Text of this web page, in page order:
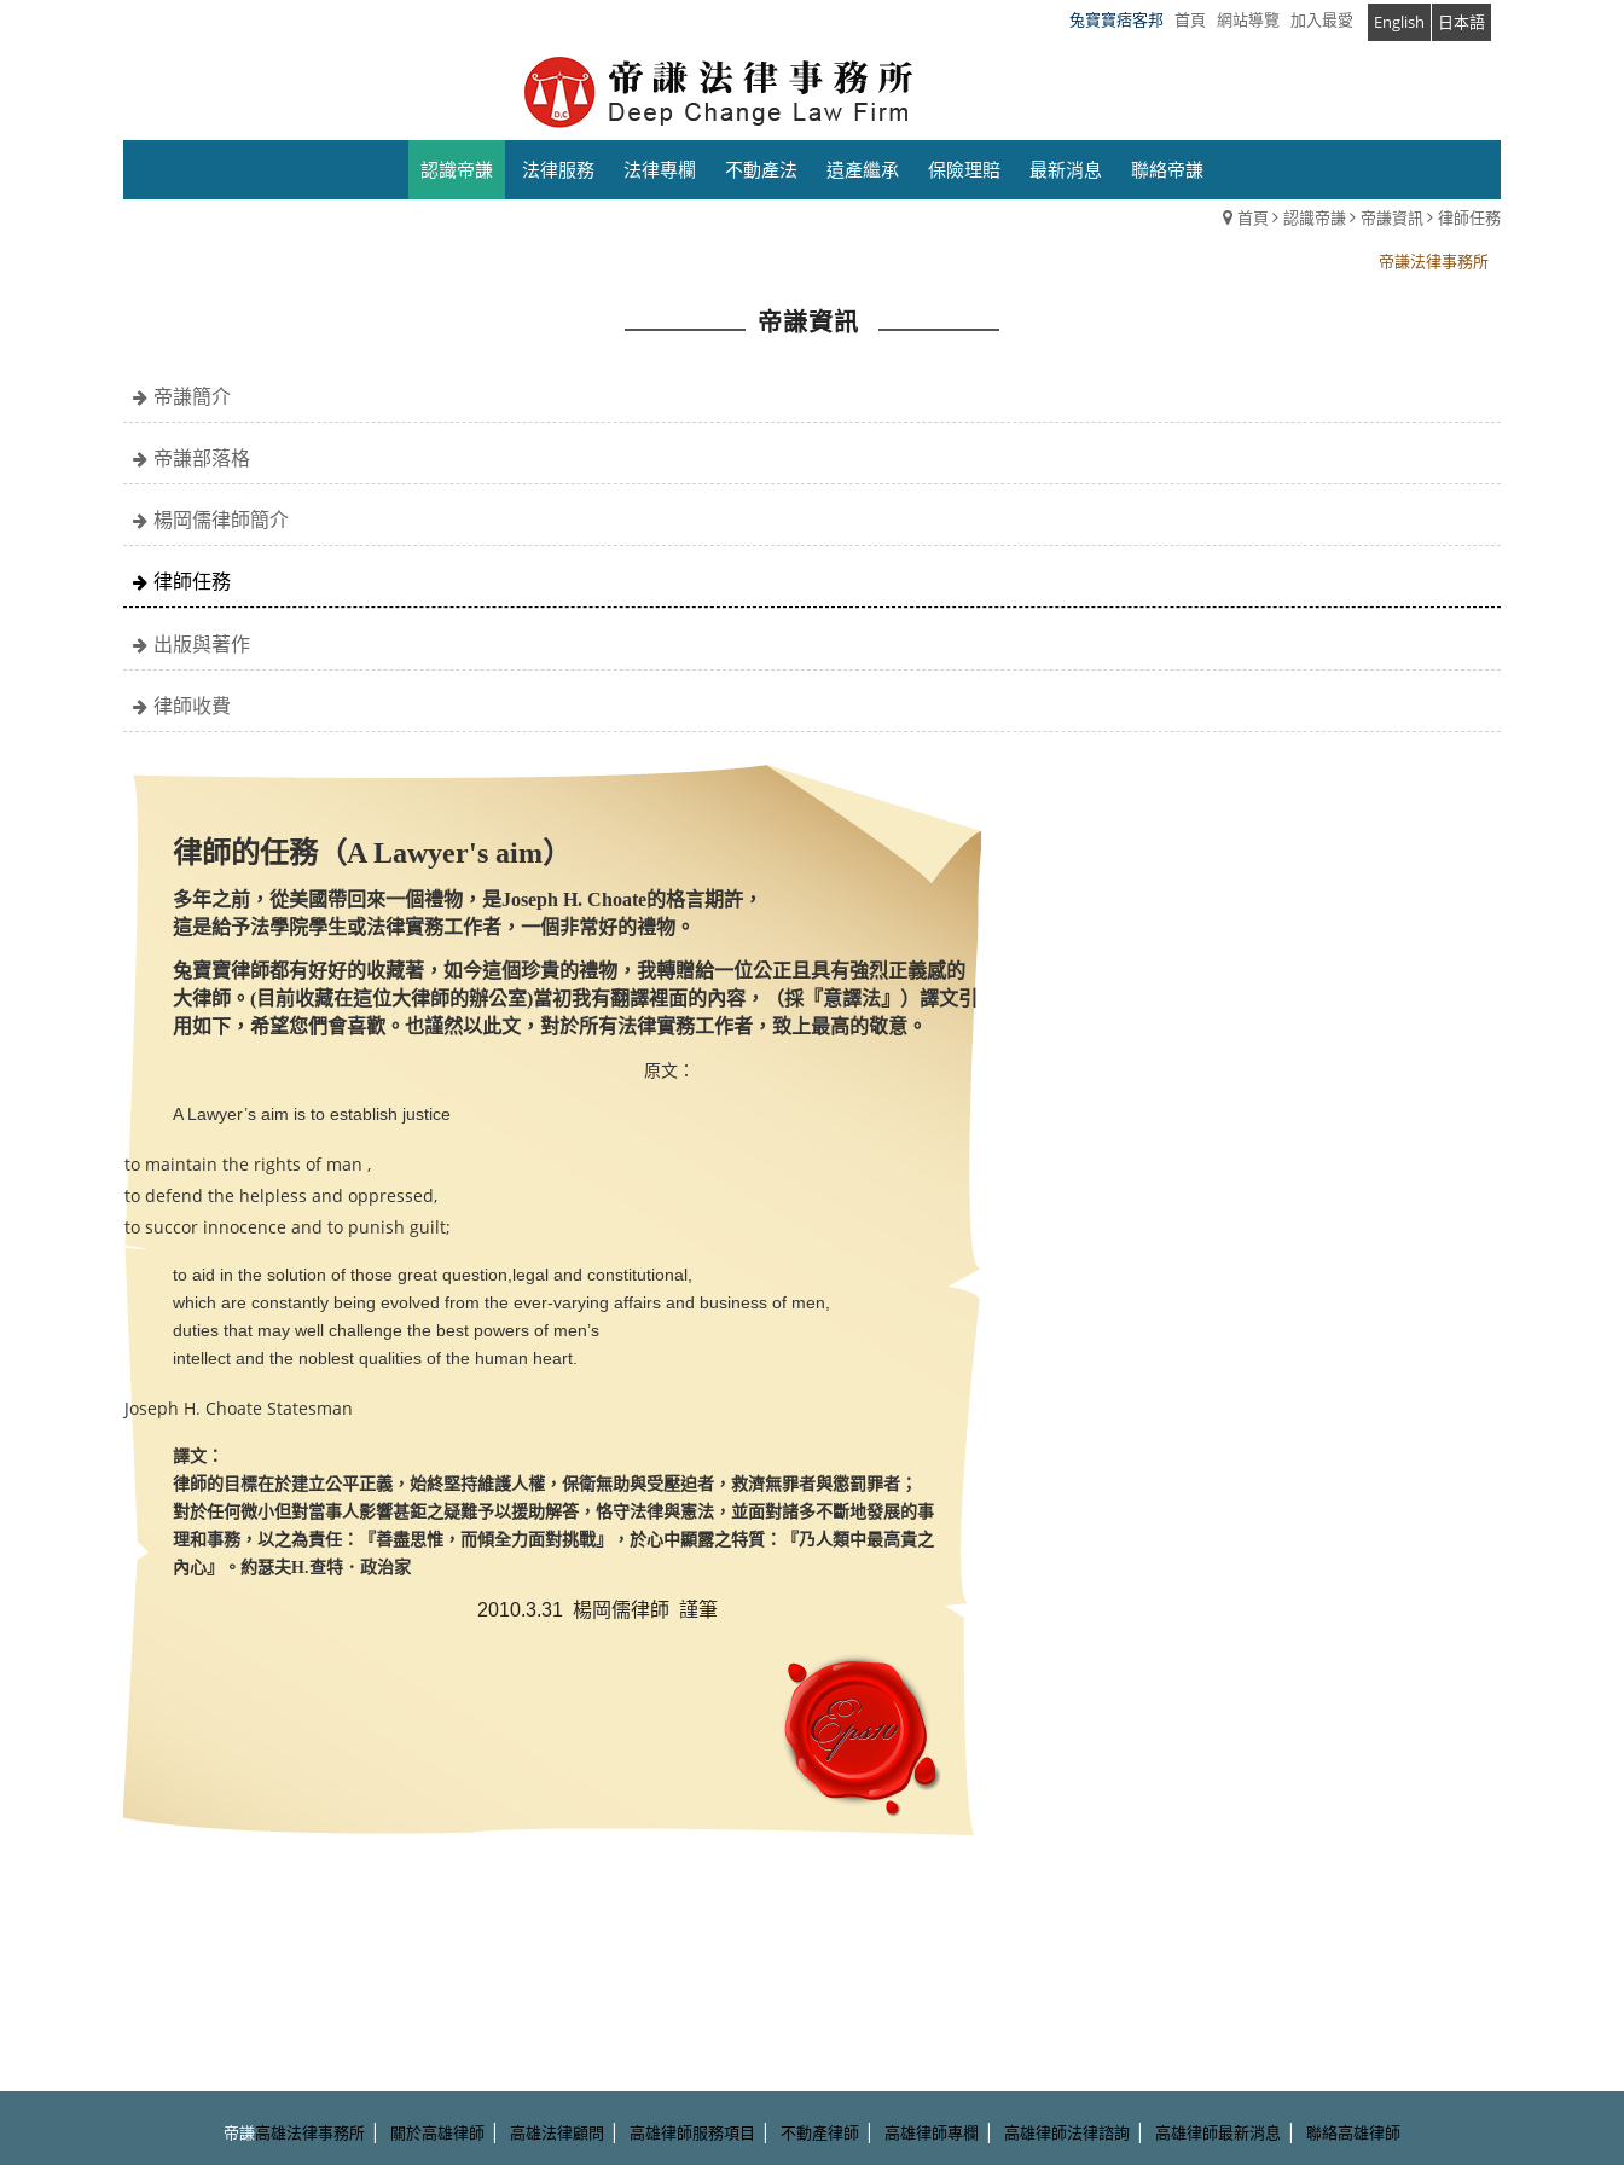
兔寶寶痞客邦 首頁 網站導覽 加入最愛 English 日本語
認識帝謙 法律服務 法律專欄 不動產法 遺產繼承 保險理賠 最新消息 聯絡帝謙
首頁 認識帝謙 帝謙資訊 律師任務
帝謙法律事務所
帝謙法律事務所
帝謙資訊
帝謙簡介
帝謙部落格
楊岡儒律師簡介
律師任務
出版與著作
律師收費
律師的任務（A Lawyer's aim）
多年之前，從美國帶回來一個禮物，是Joseph H. Choate的格言期許，
這是給予法學院學生或法律實務工作者，一個非常好的禮物。
兔寶寶律師都有好好的收藏著，如今這個珍貴的禮物，我轉贈給一位公正且具有強烈正義感的
大律師。(目前收藏在這位大律師的辦公室)當初我有翻譯裡面的內容，（採『意譯法』）譯文引
用如下，希望您們會喜歡。也謹然以此文，對於所有法律實務工作者，致上最高的敬意。
原文：
A Lawyer’s aim is to establish justice
to maintain the rights of man ,
to defend the helpless and oppressed,
to succor innocence and to punish guilt;
to aid in the solution of those great question,legal and constitutional,
which are constantly being evolved from the ever-varying affairs and business of men,
duties that may well challenge the best powers of men’s
intellect and the noblest qualities of the human heart.
Joseph H. Choate Statesman
譯文：
律師的目標在於建立公平正義，始終堅持維護人權，保衛無助與受壓迫者，救濟無罪者與懲罰罪者；
對於任何微小但對當事人影響甚鉅之疑難予以援助解答，恪守法律與憲法，並面對諸多不斷地發展的事
理和事務，以之為責任：『善盡思惟，而傾全力面對挑戰』，於心中顯露之特質：『乃人類中最高貴之
內心』。約瑟夫H.查特．政治家
2010.3.31 楊岡儒律師 謹筆
帝謙高雄法律事務所 | 關於高雄律師 | 高雄法律顧問 | 高雄律師服務項目 | 不動產律師 | 高雄律師專欄 | 高雄律師法律諮詢 | 高雄律師最新消息 | 聯絡高雄律師